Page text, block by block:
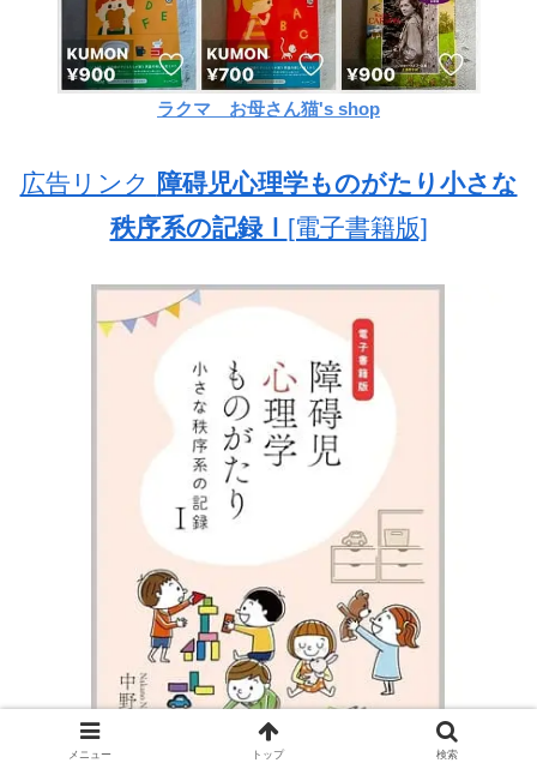
ラクマ お母さん猫's shop
広告リンク 障碍児心理学ものがたり小さな
秩序系の記録Ⅰ [電子書籍版]
メニュー トップ 検索